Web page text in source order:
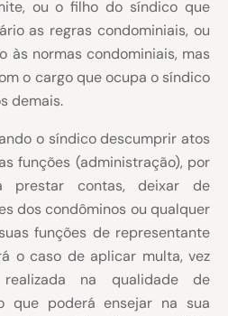
ou o filho do síndico que
as regras condominiais, ou
às normas condominiais, mas
o cargo que ocupa o síndico
demais.
o síndico descumprir atos
funções (administração), por
prestar contas, deixar de
dos condôminos ou qualquer
funções de representante
o caso de aplicar multa, vez
na qualidade de
que poderá ensejar na sua